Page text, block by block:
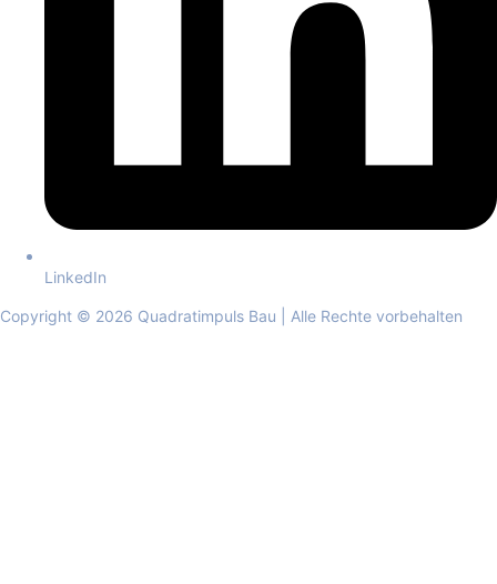
LinkedIn
Copyright © 2026 Quadratimpuls Bau | Alle Rechte vorbehalten